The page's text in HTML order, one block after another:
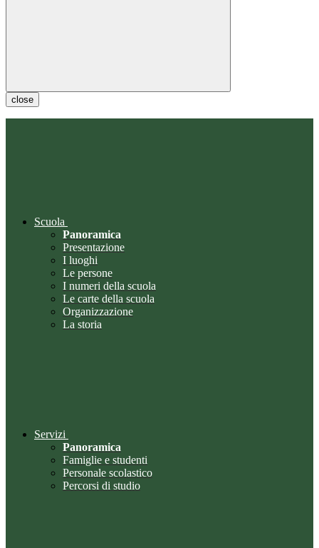
close
Scuola
Panoramica
Presentazione
I luoghi
Le persone
I numeri della scuola
Le carte della scuola
Organizzazione
La storia
Servizi
Panoramica
Famiglie e studenti
Personale scolastico
Percorsi di studio